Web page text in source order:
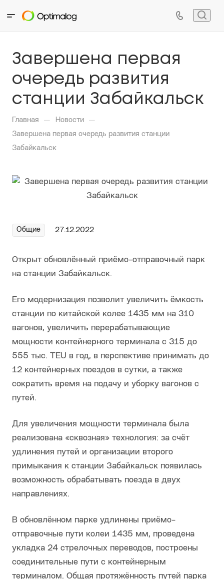
Завершена первая
очередь развития
станции Забайкальск
Главная — Новости —
Завершена первая очередь развития станции
Забайкальск
Общие 27.12.2022
Открыт обновлённый приёмо-отправочный парк
на станции Забайкальск.
Его модернизация позволит увеличить ёмкость
станции по китайской колее 1435 мм на 310
вагонов, увеличить перерабатывающие
мощности контейнерного терминала с 315 до
555 тыс. TEU в год, в перспективе принимать до
12 контейнерных поездов в сутки, а также
сократить время на подачу и уборку вагонов с
путей.
Для увеличения мощности терминала была
реализована «сквозная» технология: за счёт
удлинения путей и организации второго
примыкания к станции Забайкальск появилась
возможность обрабатывать поезда в двух
направлениях.
В обновлённом парке удлинены приёмо-
отправочные пути колеи 1435 мм, проведена
укладка 24 стрелочных переводов, построены
соединительные пути с контейнерным
терминалом. Общая протяжённость путей парка